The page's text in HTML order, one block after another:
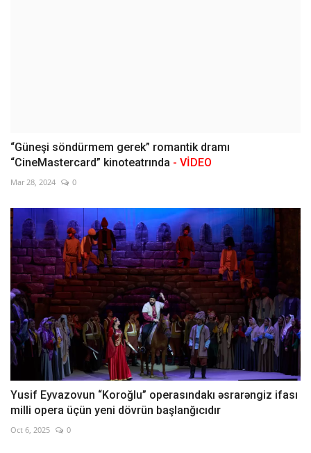
“Güneşi söndürmem gerek” romantik dramı
“CineMastercard” kinoteatrında - VİDEO
Mar 28, 2024 0
Yusif Eyvazovun “Koroğlu” operasındakı əsrarəngiz ifası
milli opera üçün yeni dövrün başlanğıcıdır
Oct 6, 2025 0